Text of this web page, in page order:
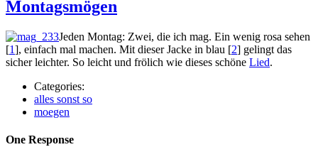
Montagsmögen
Jeden Montag: Zwei, die ich mag. Ein wenig rosa sehen
[1], einfach mal machen. Mit dieser Jacke in blau [2] gelingt das
sicher leichter. So leicht und frölich wie dieses schöne Lied.
Categories:
alles sonst so
moegen
One Response